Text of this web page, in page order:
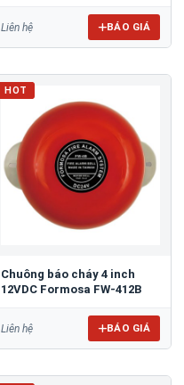
Liên hệ BÁO GIÁ
HOT
Chuông báo cháy 4 inch
12VDC Formosa FW-412B
Liên hệ BÁO GIÁ